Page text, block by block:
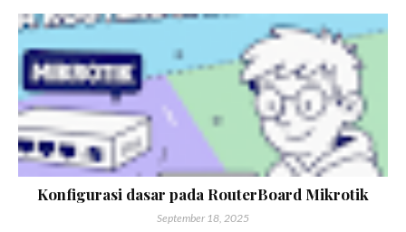
Konfigurasi dasar pada RouterBoard Mikrotik
September 18, 2025